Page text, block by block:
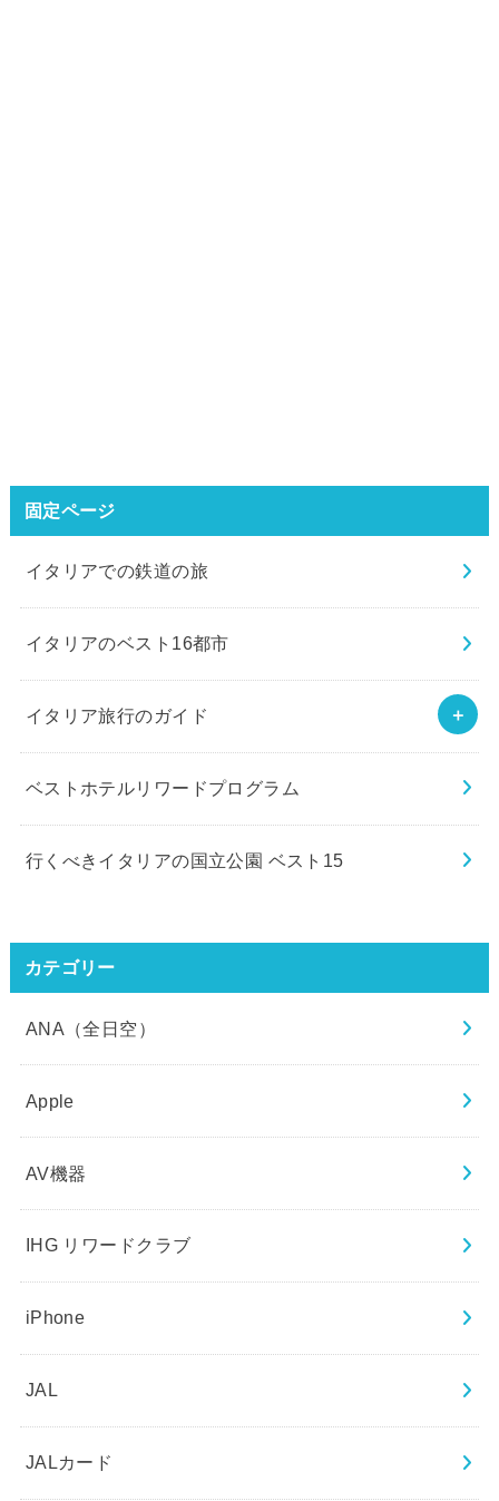
固定ページ
イタリアでの鉄道の旅
イタリアのベスト16都市
イタリア旅行のガイド
ベストホテルリワードプログラム
行くべきイタリアの国立公園 ベスト15
カテゴリー
ANA（全日空）
Apple
AV機器
IHG リワードクラブ
iPhone
JAL
JALカード